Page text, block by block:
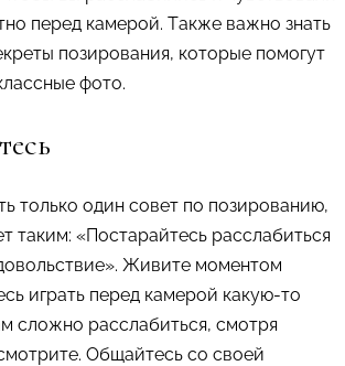
перед камерой. Также важно знать
позирования, которые помогут
фото.
только один совет по позированию,
таким: «Постарайтесь расслабиться
Живите моментом
играть перед камерой какую-то
сложно расслабиться, смотря
Общайтесь со своей